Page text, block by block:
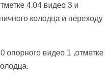
4.04 видео 3 и
колодца и переходу
опорного видео 1 ,отметке